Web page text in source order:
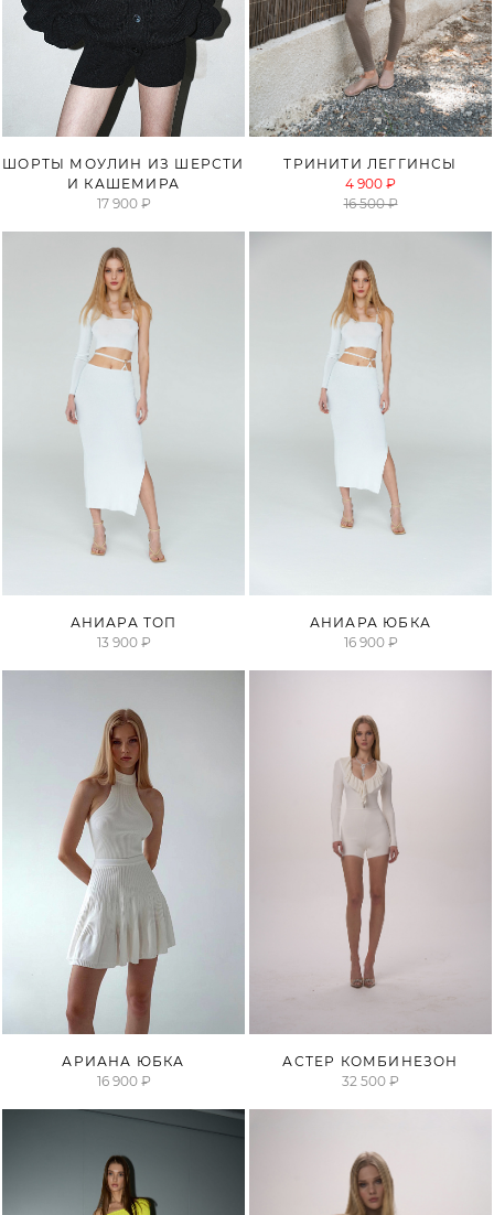
ШОРТЫ МОУЛИН ИЗ ШЕРСТИ
И КАШЕМИРА
17 900 ₽
ТРИНИТИ ЛЕГГИНСЫ
4 900 ₽
16 500 ₽
АНИАРА ТОП
13 900 ₽
АНИАРА ЮБКА
16 900 ₽
АРИАНА ЮБКА
16 900 ₽
АСТЕР КОМБИНЕЗОН
32 500 ₽